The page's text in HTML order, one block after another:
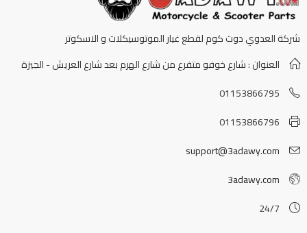
شركة العدوي دوت كوم لقطع غيار الموتوسيكلات و الاسكوتر
العنوان : شارع خوفو متفرع من شارع الهرم بعد شارع العريش - الجيزة
01153866795
01153866796
support@3adawy.com
3adawy.com
24/7